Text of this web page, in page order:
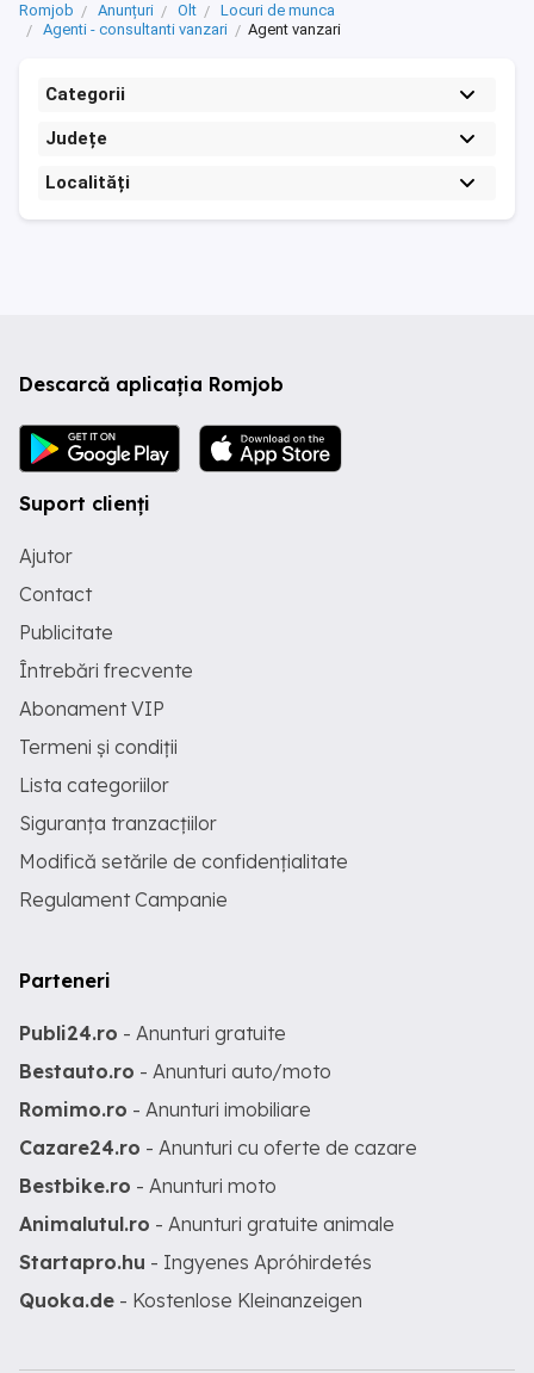
Romjob Anunțuri Olt
Locuri de munca
Agenti - consultanti vanzari
Agent vanzari
Categorii
Județe
Localități
Descarcă aplicația Romjob
Suport clienți
Ajutor
Contact
Publicitate
Întrebări frecvente
Abonament VIP
Termeni și condiții
Lista categoriilor
Siguranța tranzacțiilor
Modifică setările de confidențialitate
Regulament Campanie
Parteneri
Publi24.ro - Anunturi gratuite
Bestauto.ro - Anunturi auto/moto
Romimo.ro - Anunturi imobiliare
Cazare24.ro - Anunturi cu oferte de cazare
Bestbike.ro - Anunturi moto
Animalutul.ro - Anunturi gratuite animale
Startapro.hu - Ingyenes Apróhirdetés
Quoka.de - Kostenlose Kleinanzeigen